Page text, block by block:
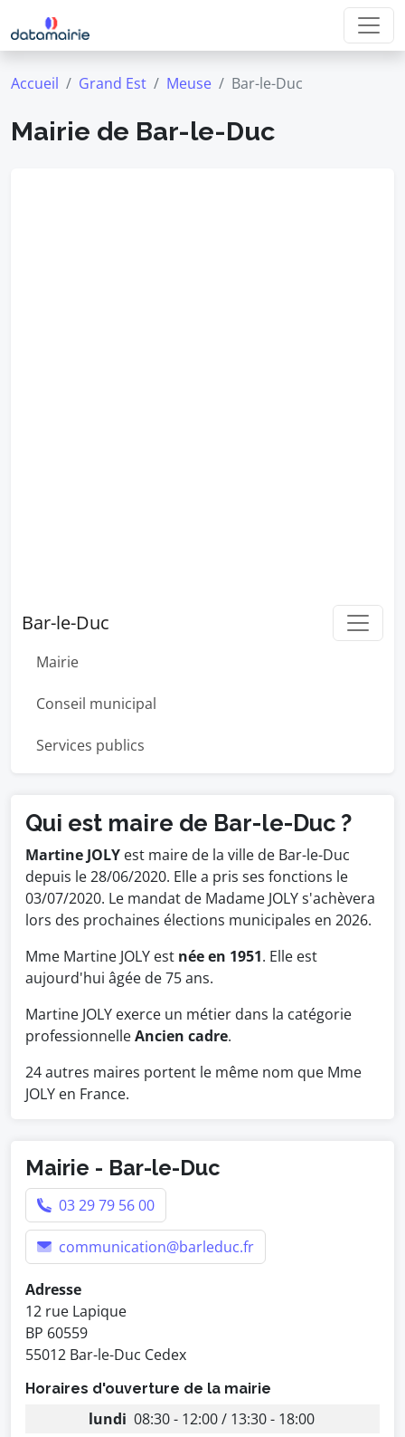
Accueil Grand Est Meuse Bar-le-Duc
Mairie de Bar-le-Duc
Bar-le-Duc
Mairie
Conseil municipal
Services publics
Qui est maire de Bar-le-Duc ?
Martine JOLY est maire de la ville de Bar-le-Duc
depuis le 28/06/2020. Elle a pris ses fonctions le
03/07/2020. Le mandat de Madame JOLY s'achèvera
lors des prochaines élections municipales en 2026.
Mme Martine JOLY est née en 1951. Elle est
aujourd'hui âgée de 75 ans.
Martine JOLY exerce un métier dans la catégorie
professionnelleAncien cadre.
24 autres maires portent le même nom que Mme
JOLY en France.
Mairie - Bar-le-Duc
03 29 79 56 00
communication@barleduc.fr
Adresse
12 rue Lapique
BP 60559
55012 Bar-le-Duc Cedex
Horaires d'ouverture de la mairie
lundi 08:30 - 12:00 / 13:30 - 18:00